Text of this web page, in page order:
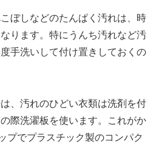
ぼしなどのたんぱく汚れは、時
ります。特にうんち汚れなど汚
手洗いして付け置きしておくの
、汚れのひどい衣類は洗剤を付
際洗濯板を使います。これがか
プでプラスチック製のコンパク